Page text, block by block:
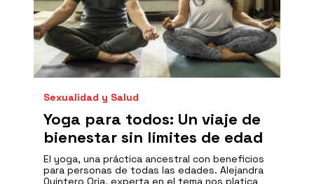
Sexualidad y Salud
Yoga para todos: Un viaje de
bienestar sin límites de edad
El yoga, una práctica ancestral con beneficios
para personas de todas las edades. Alejandra
Quintero Oria, experta en el tema nos platica